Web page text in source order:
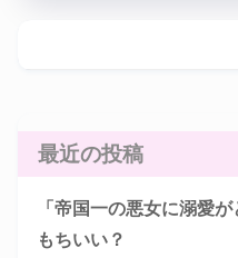
最近の投稿
「帝国一の悪女に溺愛
もちいい？